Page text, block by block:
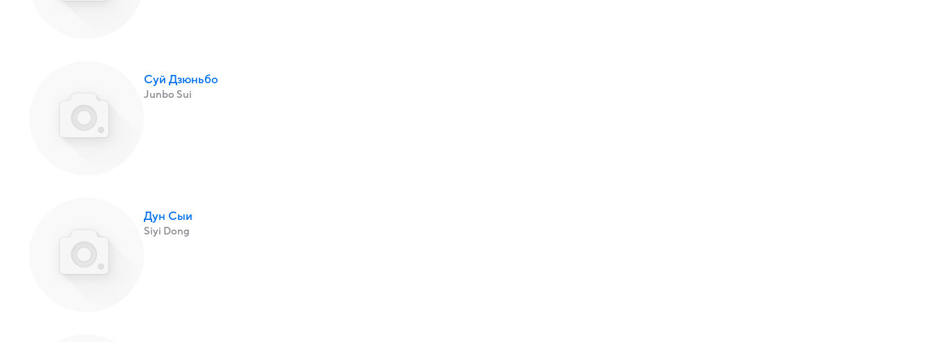
Суй Дзюньбо
Junbo Sui
Дун Сыи
Siyi Dong